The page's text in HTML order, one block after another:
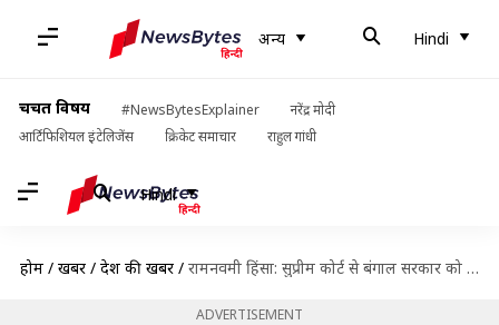
अन्य Hindi
चर्चित विषय #NewsBytesExplainer
नरेंद्र मोदी
आर्टिफिशियल इंटेलिजेंस
क्रिकेट समाचार राहुल गांधी
Hindi
होम / खबरें / देश की खबरें / रामनवमी हिंसा: सुप्रीम कोर्ट से बंगाल सरकार को झटका, NIA जांच के खिलाफ याचिका खारिज
ADVERTISEMENT